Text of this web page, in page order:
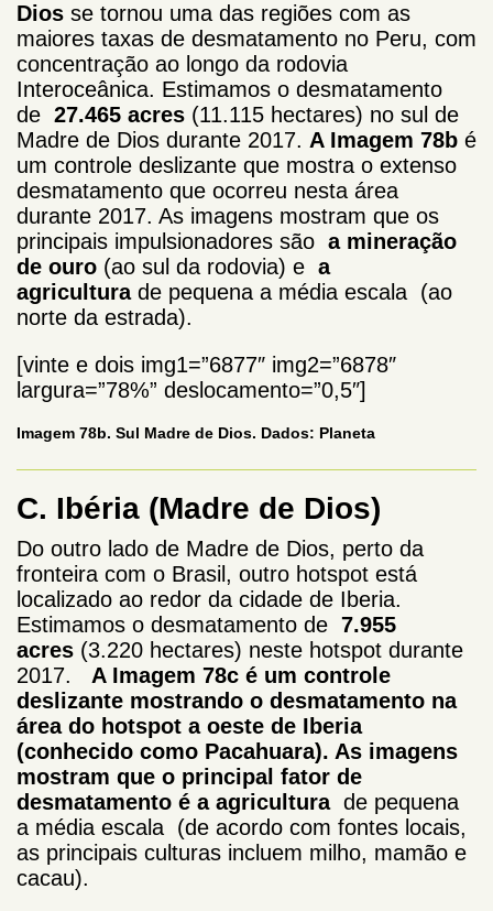
Dios se tornou uma das regiões com as
maiores taxas de desmatamento no Peru, com
concentração ao longo da rodovia
Interoceânica. Estimamos o desmatamento
de 27.465 acres (11.115 hectares) no sul de
Madre de Dios durante 2017. A Imagem 78b é
um controle deslizante que mostra o extenso
desmatamento que ocorreu nesta área
durante 2017. As imagens mostram que os
principais impulsionadores são a mineração
de ouro (ao sul da rodovia) e a
agriculturade pequena a média escala (ao
norte da estrada).
[vinte e dois img1=”6877″ img2=”6878″
largura=”78%” deslocamento=”0,5″]
Imagem 78b. Sul Madre de Dios. Dados: Planeta
C. Ibéria (Madre de Dios)
Do outro lado de Madre de Dios, perto da
fronteira com o Brasil, outro hotspot está
localizado ao redor da cidade de Iberia.
Estimamos o desmatamento de 7.955
acres (3.220 hectares) neste hotspot durante
2017. A Imagem 78c é um controle
deslizante mostrando o desmatamento na
área do hotspot a oeste de Iberia
(conhecido como Pacahuara). As imagens
mostram que o principal fator de
desmatamento é a agricultura de pequena
a média escala (de acordo com fontes locais,
as principais culturas incluem milho, mamão e
cacau).